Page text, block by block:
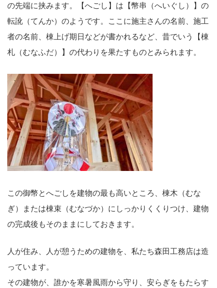
の先端に挟みます。【へごし】は【幣串（へいぐし）】の
転訛（てんか）のようです。ここに施主さんの名前、施工
者の名前、棟上げ期日などが書かれるなど、昔でいう【棟
札（むなふだ）】の代わりを果たすものとみられます。
この御幣とへごしを建物の最も高いところ、棟木（むな
ぎ）または棟束（むなづか）にしっかりくくりつけ、建物
の完成後もそのままにしておきます。
人が住み、人が憩うための建物を、私たち森田工務店は造
っています。
その建物が、誰かを寒暑風雨から守り、安らぎをもたらす